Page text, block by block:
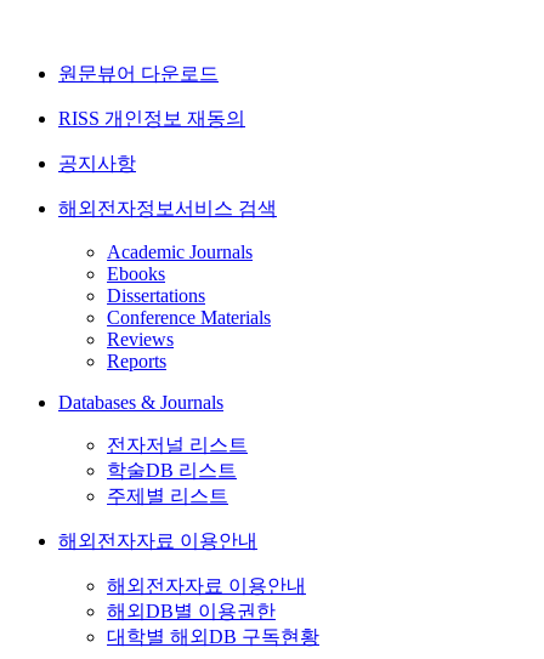
원문뷰어 다운로드
RISS 개인정보 재동의
공지사항
해외전자정보서비스 검색
Academic Journals
Ebooks
Dissertations
Conference Materials
Reviews
Reports
Databases & Journals
전자저널 리스트
학술DB 리스트
주제별 리스트
해외전자자료 이용안내
해외전자자료 이용안내
해외DB별 이용권한
대학별 해외DB 구독현황